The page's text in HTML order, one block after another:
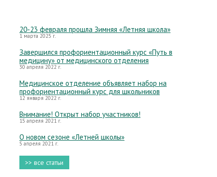
20-23 февраля прошла Зимняя «Летняя школа»
1 марта 2025 г.
Завершился профориентационный курс «Путь в
медицину» от медицинского отделения
30 апреля 2022 г.
Медицинское отделение объявляет набор на
профориентационный курс для школьников
12 января 2022 г.
Внимание! Открыт набор участников!
15 апреля 2021 г.
О новом сезоне «Летней школы»
5 апреля 2021 г.
>> все статьи